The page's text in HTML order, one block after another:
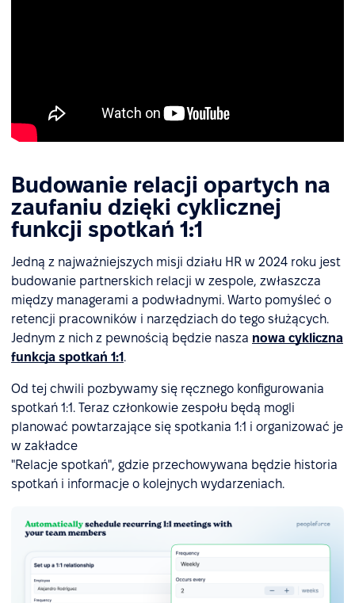
Budowanie relacji opartych na
zaufaniu dzięki cyklicznej
funkcji spotkań 1:1
Jedną z najważniejszych misji działu HR w 2024 roku jest
budowanie partnerskich relacji w zespole, zwłaszcza
między managerami a podwładnymi. Warto pomyśleć o
retencji pracowników i narzędziach do tego służących.
Jednym z nich z pewnością będzie nasza nowa cykliczna
funkcja spotkań 1:1 .
Od tej chwili pozbywamy się ręcznego konfigurowania
spotkań 1:1. Teraz członkowie zespołu będą mogli
planować powtarzające się spotkania 1:1 i organizować je
w zakładce
"Relacje spotkań", gdzie przechowywana będzie historia
spotkań i informacje o kolejnych wydarzeniach.